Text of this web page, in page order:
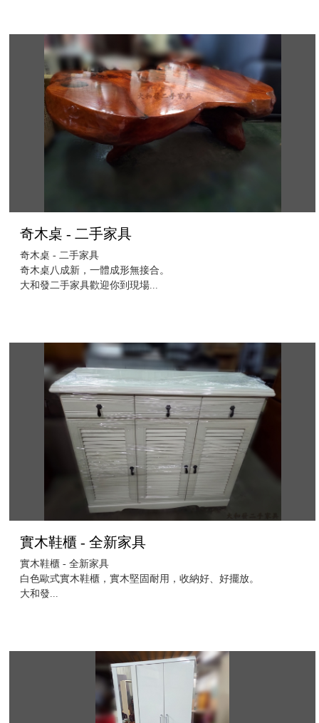
奇木桌 - 二手家具
奇木桌 - 二手家具
奇木桌八成新，一體成形無接合。
大和發二手家具歡迎你到現場...
實木鞋櫃 - 全新家具
實木鞋櫃 - 全新家具
白色歐式實木鞋櫃，實木堅固耐用，收納好、好擺放。
大和發...